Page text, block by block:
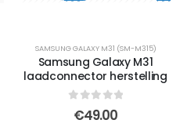
SAMSUNG GALAXY M31 (SM-M315)
Samsung Galaxy M31
laadconnector herstelling
out of 5
€49.00